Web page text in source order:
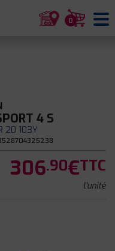
0
4 S
20 103Y
306.90€TTC
l'unité